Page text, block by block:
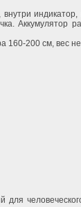
Аккумулятор
160-200 см, вес
для